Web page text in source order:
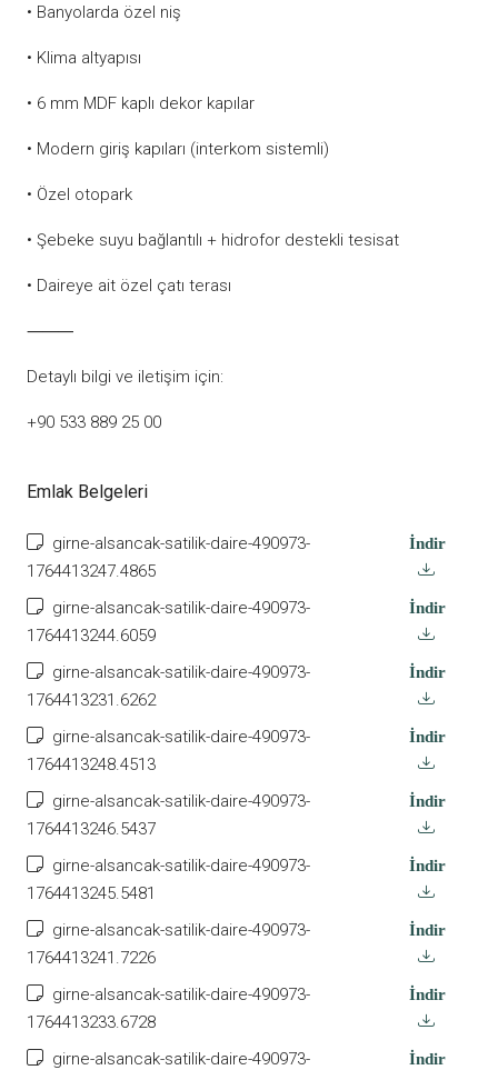
• Banyolarda özel niş
• Klima altyapısı
• 6 mm MDF kaplı dekor kapılar
• Modern giriş kapıları (interkom sistemli)
• Özel otopark
• Şebeke suyu bağlantılı + hidrofor destekli tesisat
• Daireye ait özel çatı terası
⸻
Detaylı bilgi ve iletişim için:
+90 533 889 25 00
Emlak Belgeleri
girne-alsancak-satilik-daire-490973-
1764413247.4865
İndir
girne-alsancak-satilik-daire-490973-
1764413244.6059
İndir
girne-alsancak-satilik-daire-490973-
1764413231.6262
İndir
girne-alsancak-satilik-daire-490973-
1764413248.4513
İndir
girne-alsancak-satilik-daire-490973-
1764413246.5437
İndir
girne-alsancak-satilik-daire-490973-
1764413245.5481
İndir
girne-alsancak-satilik-daire-490973-
1764413241.7226
İndir
girne-alsancak-satilik-daire-490973-
1764413233.6728
İndir
girne-alsancak-satilik-daire-490973-
İndir